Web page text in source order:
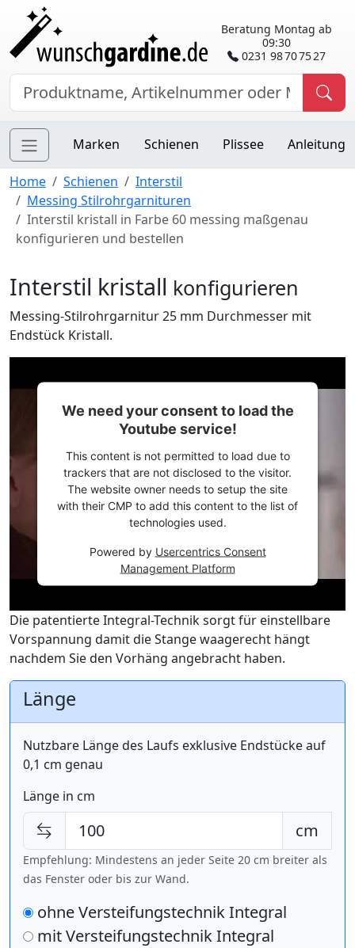
Beratung Montag ab
09:30
0231 98 70 75 27
Marken Schienen Plissee Anleitung
Home Schienen
Interstil
Messing Stilrohrgarnituren
Interstil kristall in Farbe 60 messing maßgenau
konfigurieren und bestellen
Interstil kristall konfigurieren
Messing-Stilrohrgarnitur 25 mm Durchmesser mit
Endstück Kristall.
We need your consent to load the
Youtube service!
This content is not permitted to load due to
trackers that are not disclosed to the visitor.
The website owner needs to setup the site
with their CMP to add this content to the list of
technologies used.
Powered by Usercentrics Consent
Management Platform
Die patentierte Integral-Technik sorgt für einstellbare
Vorspannung damit die Stange waagerecht hängt
nachdem Sie den Vorhäng angebracht haben.
Länge
Nutzbare Länge des Laufs exklusive Endstücke auf
0,1 cm genau
Länge in cm
cm
Empfehlung: Mindestens an jeder Seite 20 cm breiter als
das Fenster oder bis zur Wand.
ohne Versteifungstechnik Integral
mit VersteifungstechnikIntegral